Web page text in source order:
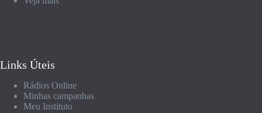
Links Úteis
Rádios Online
Minhas campanhas
Meu Instituto